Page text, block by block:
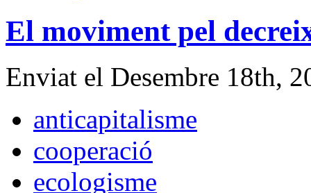
El moviment pel
Enviat el Desembre 18th,
anticapitalisme
cooperació
ecologisme